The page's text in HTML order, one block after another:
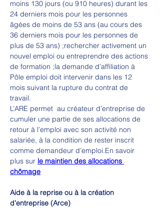
moins 130 jours (ou 910 heures) durant les
24 derniers mois pour les personnes
âgées de moins de 53 ans (au cours des
36 derniers mois pour les personnes de
plus de 53 ans) ;rechercher activement un
nouvel emploi ou entreprendre des actions
de formation ;la demande d’affiliation à
Pôle emploi doit intervenir dans les 12
mois suivant la rupture du contrat de
travail.
L’ARE permet  au créateur d’entreprise de
cumuler une partie de ses allocations de
retour à l’emploi avec son activité non
salariée, à la condition de rester inscrit
comme demandeur d’emploi.En savoir
plus sur le maintien des allocations
chômage
Aide à la reprise ou à la création
d’entreprise (Arce)